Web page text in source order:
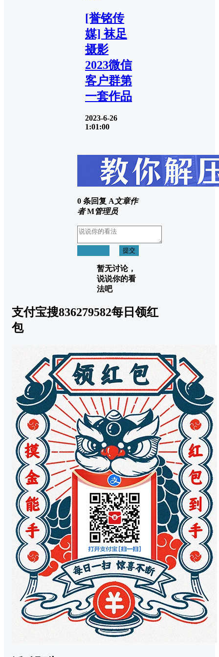
[誉铭传
媒] 袜足
摄影
2023微信
客户群第
一套作品
2023-6-26
1:01:00
0 条回复 A文章作
者 M管理员
提交
暂无讨论，
说说你的看
法吧
支付宝搜836279582每日领红
包